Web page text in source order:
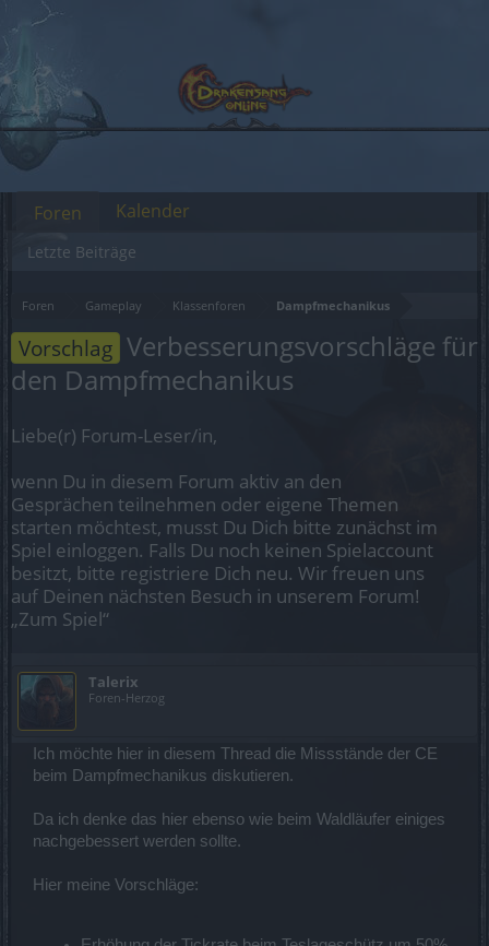
Foren Gameplay Klassenforen Dampfmechanikus
Vorschlag Verbesserungsvorschläge für
den Dampfmechanikus
Liebe(r) Forum-Leser/in,
wenn Du in diesem Forum aktiv an den
Gesprächen teilnehmen oder eigene Themen
starten möchtest, musst Du Dich bitte zunächst im
Spiel einloggen. Falls Du noch keinen Spielaccount
besitzt, bitte registriere Dich neu. Wir freuen uns
auf Deinen nächsten Besuch in unserem Forum!
„Zum Spiel“
Talerix
Foren-Herzog
Ich möchte hier in diesem Thread die Missstände der CE
beim Dampfmechanikus diskutieren.
Da ich denke das hier ebenso wie beim Waldläufer einiges
nachgebessert werden sollte.
Hier meine Vorschläge:
Foren
Letzte Beiträge
Kalender